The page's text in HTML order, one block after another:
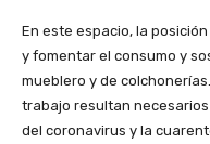
En este espacio, la
y fomentar el consumo y
mueblero y de
trabajo resultan
del coronavirus y la